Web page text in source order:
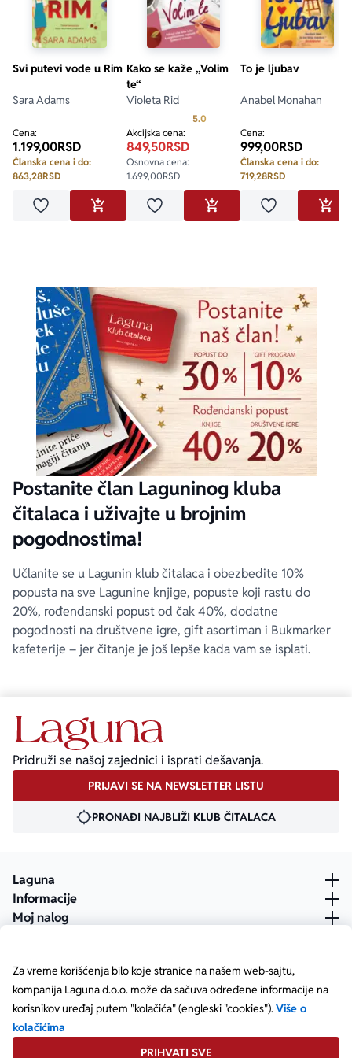
Za vreme korišćenja bilo koje stranice na našem web-sajtu,
kompanija Laguna d.o.o. može da sačuva određene informacije na
korisnikov uređaj putem "kolačića" (engleski "cookies").Više o
kolačićima
PRIHVATI SVE
Svi putevi vode u Rim
Sara Adams
Cena:
1.199,00RSD
Članska cena i do:
863,28RSD
Dodaj u omiljeneDODAJ U KORPU
Kako se kaže „Volim
te“
Violeta Rid
5.0
Akcijska cena:
849,50RSD
Osnovna cena:
1.699,00RSD
Dodaj u omiljeneDODAJ U KORPU
To je ljubav
Anabel Monahan
Cena:
999,00RSD
Članska cena i do:
719,28RSD
Dodaj u
Postanite član Laguninog kluba
čitalaca i uživajte u brojnim
pogodnostima!
Učlanite se u Lagunin klub čitalaca i obezbedite 10%
popusta na sve Lagunine knjige, popuste koji rastu do
20%, rođendanski popust od čak 40%, dodatne
pogodnosti na društvene igre, gift asortiman i Bukmarker
kafeterije – jer čitanje je još lepše kada vam se isplati.
Pridruži se našoj zajednici i isprati dešavanja.
PRIJAVI SE NA NEWSLETTER LISTU
PRONAĐI NAJBLIŽI KLUB ČITALACA
Laguna
Informacije
Moj nalog